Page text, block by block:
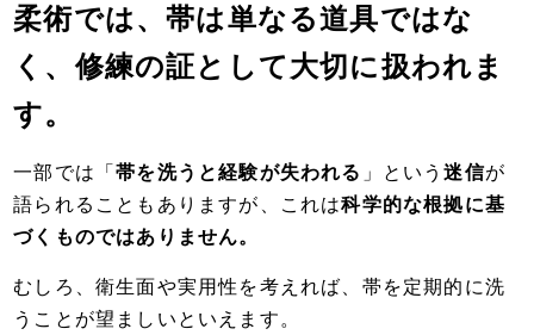
柔術では、帯は単なる道具ではな
く、修練の証として大切に扱われま
す。
一部では「帯を洗うと経験が失われる 」という迷信が
語られることもありますが、これは科学的な根拠に基
づくものではありません。
むしろ、衛生面や実用性を考えれば、帯を定期的に洗
うことが望ましいといえます。